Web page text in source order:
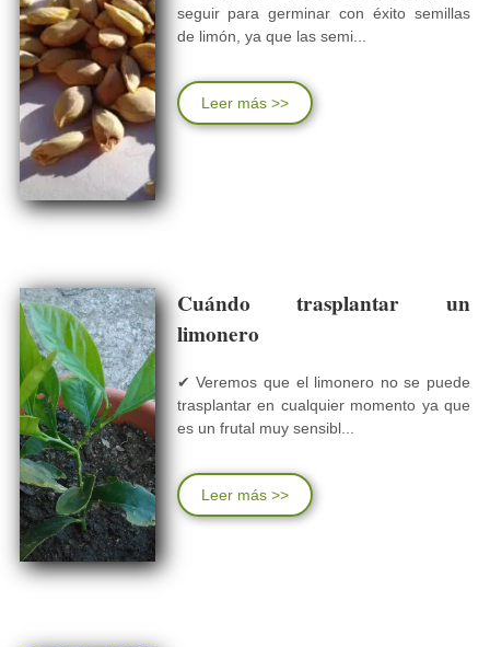
seguir para germinar con éxito semillas
de limón, ya que las semi...
Leer más >>
Cuándo trasplantar un
limonero
✔ Veremos que el limonero no se puede
trasplantar en cualquier momento ya que
es un frutal muy sensibl...
Leer más >>